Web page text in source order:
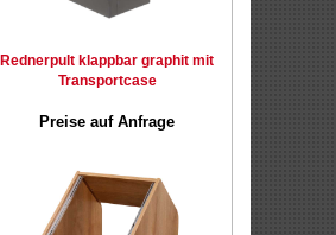
Rednerpult klappbar graphit mit
Transportcase
Preise auf Anfrage